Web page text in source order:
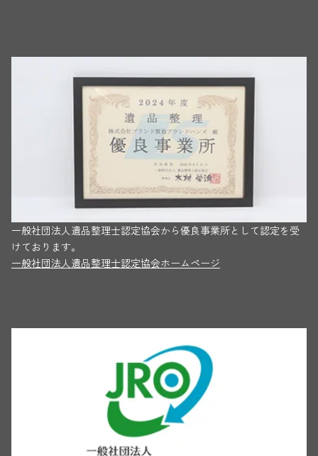
一般社団法人遺品整理士認定協会から優良事業所として認定を受
けております。
一般社団法人遺品整理士認定協会ホームページ